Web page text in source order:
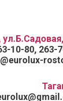
10-80, 263-